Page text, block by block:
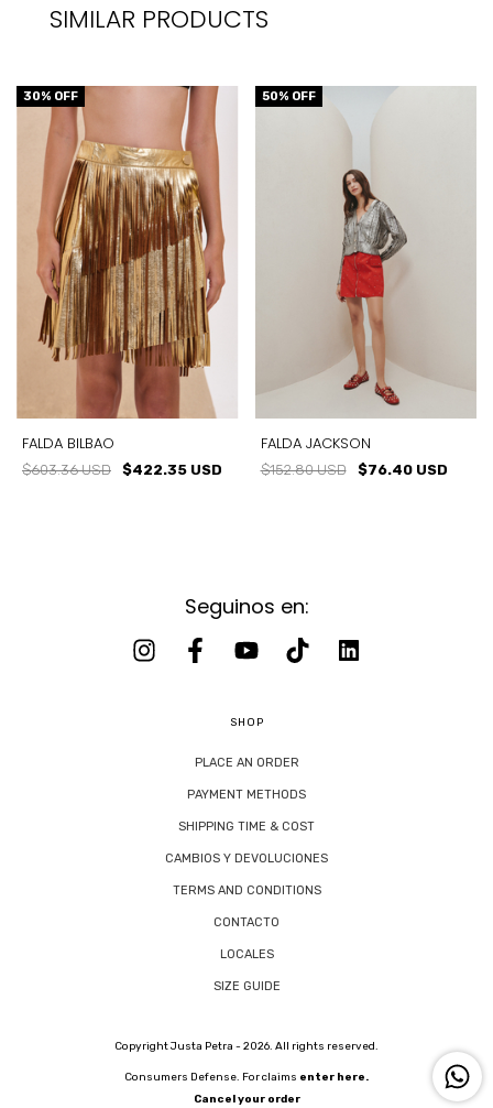
SIMILAR PRODUCTS
30% OFF
FALDA BILBAO
$603.36 USD $422.35 USD
50% OFF
FALDA JACKSON
$152.80 USD $76.40 USD
Seguinos en:
SHOP
PLACE AN ORDER
PAYMENT METHODS
SHIPPING TIME & COST
CAMBIOS Y DEVOLUCIONES
TERMS AND CONDITIONS
CONTACTO
LOCALES
SIZE GUIDE
Copyright Justa Petra - 2026. All rights reserved.
Consumers Defense. For claims enter here.
Cancel your order